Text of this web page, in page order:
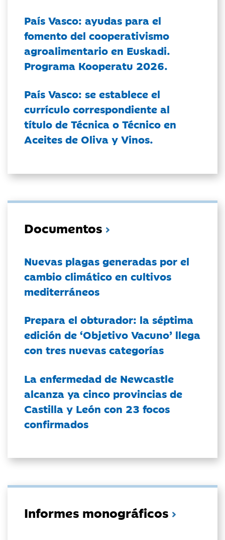
País Vasco: ayudas para el
fomento del cooperativismo
agroalimentario en Euskadi.
Programa Kooperatu 2026.
País Vasco: se establece el
currículo correspondiente al
título de Técnica o Técnico en
Aceites de Oliva y Vinos.
Documentos
Nuevas plagas generadas por el
cambio climático en cultivos
mediterráneos
Prepara el obturador: la séptima
edición de ‘Objetivo Vacuno’ llega
con tres nuevas categorías
La enfermedad de Newcastle
alcanza ya cinco provincias de
Castilla y León con 23 focos
confirmados
Informes monográficos